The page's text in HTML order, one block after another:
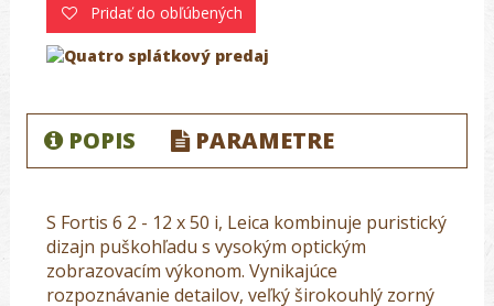
Pridať do obľúbených
POPIS PARAMETRE
S Fortis 6 2 - 12 x 50 i, Leica kombinuje puristický
dizajn puškohľadu s vysokým optickým
zobrazovacím výkonom. Vynikajúce
rozpoznávanie detailov, veľký širokouhlý zorný